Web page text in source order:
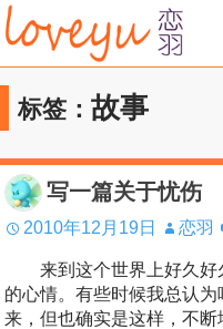
跳
过
内
容标签： 故事
写一篇关于忧伤
2010年12月19日 恋羽
来到这个世界上好久好
的心情。有些时候我总认
来，但也确实是这样，不